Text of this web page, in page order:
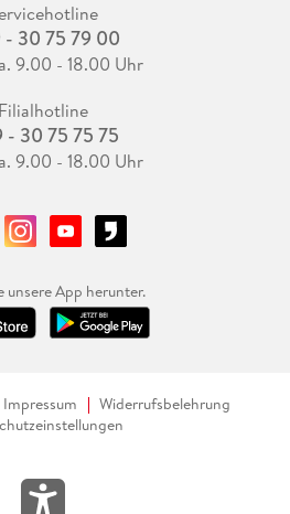
30 75 79 00
9.00 - 18.00 Uhr
Filialhotline
- 30 75 75 75
9.00 - 18.00 Uhr
unsere App herunter.
Impressum
Widerrufsbelehrung